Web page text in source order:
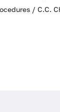
/ С.С.